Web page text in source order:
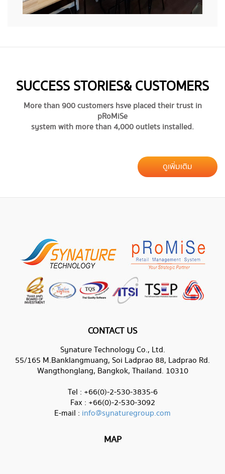
SUCCESS STORIES & CUSTOMERS
More than 900 customers hsve placed their trust in
pRoMiSe
system with more than 4,000 outlets installed.
ดูเพิ่มเติม
CONTACT US
Synature Technology Co., Ltd.
55/165 M.Banklangmuang, Soi Ladprao 88, Ladprao Rd.
Wangthonglang, Bangkok, Thailand. 10310
Tel : +66(0)-2-530-3835-6
Fax : +66(0)-2-530-3092
E-mail : info@synaturegroup.com
MAP